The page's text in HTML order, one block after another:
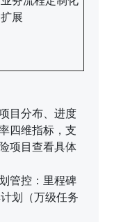
扩展
目分布、进度
四维指标，支
项目查看具体
管控：里程碑
划（万级任务